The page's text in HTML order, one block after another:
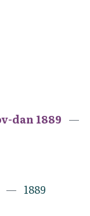
dan 1889
1889